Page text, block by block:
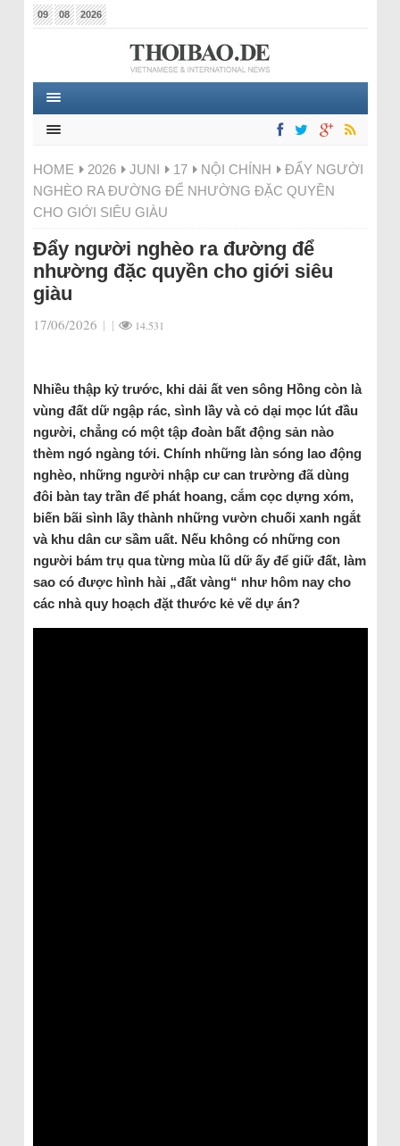
09 08 2026
HOME 2026 JUNI 17 NỘI CHÍNH
ĐẨY NGƯỜI
NGHÈO RA ĐƯỜNG ĐỂ NHƯỜNG ĐẶC QUYỀN
CHO GIỚI SIÊU GIÀU
Đẩy người nghèo ra đường để
nhường đặc quyền cho giới siêu
giàu
17/06/2026 | | 14.531
Nhiều thập kỷ trước, khi dải ất ven sông Hồng còn là
vùng đất dữ ngập rác, sình lầy và cỏ dại mọc lút đầu
người, chẳng có một tập đoàn bất động sản nào
thèm ngó ngàng tới. Chính những làn sóng lao động
nghèo, những người nhập cư can trường đã dùng
đôi bàn tay trần để phát hoang, cắm cọc dựng xóm,
biến bãi sình lầy thành những vườn chuối xanh ngắt
và khu dân cư sầm uất. Nếu không có những con
người bám trụ qua từng mùa lũ dữ ấy để giữ đất, làm
sao có được hình hài „đất vàng“ như hôm nay cho
các nhà quy hoạch đặt thước kẻ vẽ dự án?